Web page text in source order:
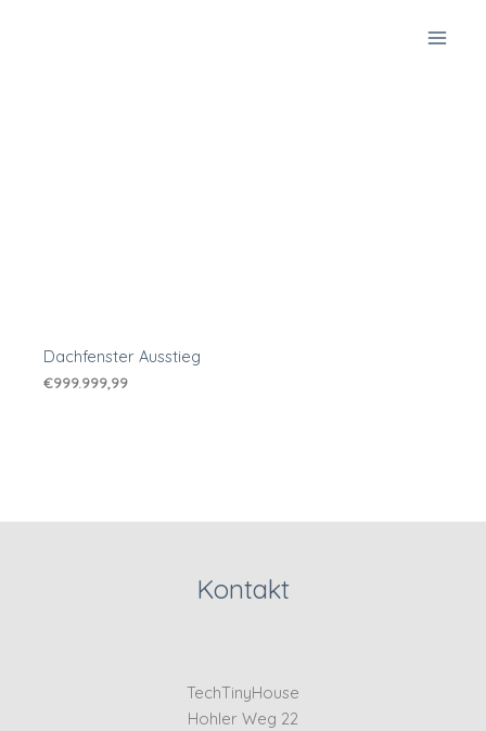
Dachfenster Ausstieg
€999.999,99
Kontakt
TechTinyHouse
Hohler Weg 22